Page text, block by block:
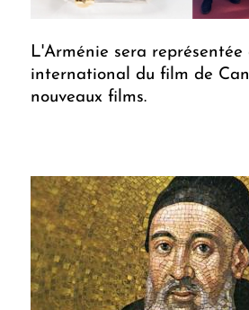
L'Arménie sera représentée
international du film de
nouveaux films.